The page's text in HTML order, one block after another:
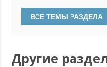
сдать мне и мужу для
здорового и целого
Другие